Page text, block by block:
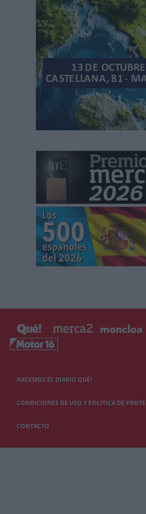
HACEMOS EL DIARIO QUÉ!
CONDICIONES DE USO Y POLÍTICA DE
CONTACTO